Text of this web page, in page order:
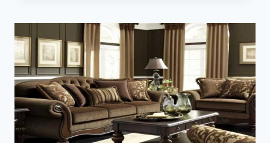
2026:
VERDAD
SOBRE
VENDER
TU
FURGONETA
RÁPIDO
(Y
SIN